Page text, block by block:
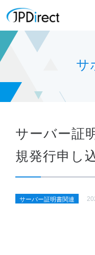
サ
サーバー証
規発行申し
サーバー証明書関連